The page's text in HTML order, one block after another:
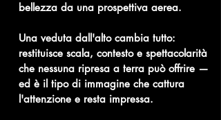
bellezza da una prospettiva aerea.
Una veduta dall'alto cambia tutto:
restituisce scala, contesto e spettacolarità
che nessuna ripresa a terra può offrire —
ed è il tipo di immagine che cattura
l'attenzione e resta impressa.